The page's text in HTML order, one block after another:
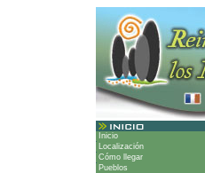
Inicio
Localización
Cómo llegar
Pueblos